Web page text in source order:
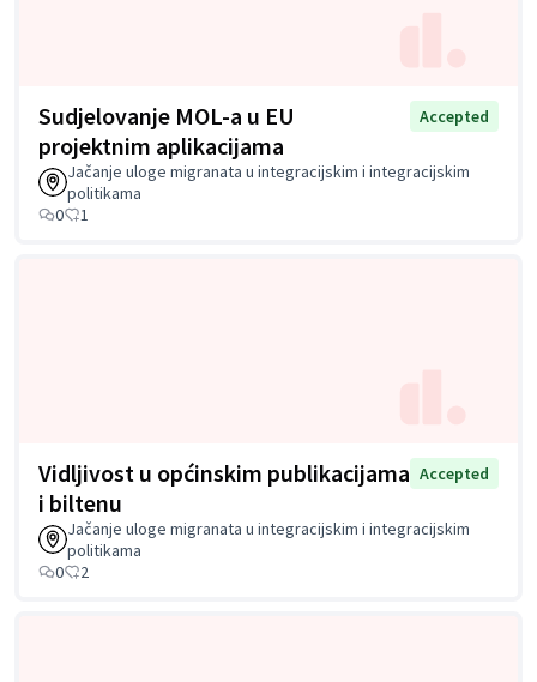
Sudjelovanje MOL-a u EU
projektnim aplikacijama
Accepted
Jačanje uloge migranata u integracijskim i integracijskim
politikama
0
1
Vidljivost u općinskim publikacijama
i biltenu
Accepted
Jačanje uloge migranata u integracijskim i integracijskim
politikama
0
2